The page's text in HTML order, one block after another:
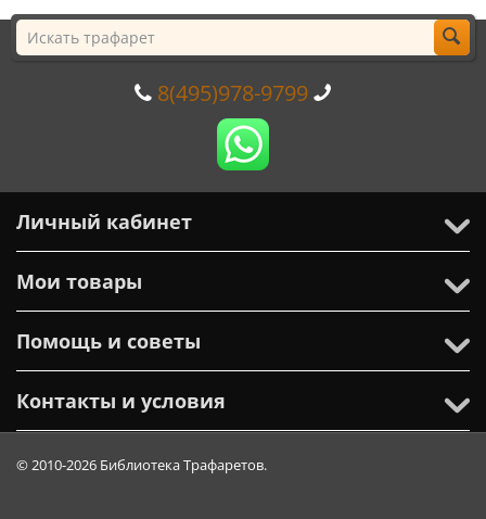
8(495)978-9799
Личный кабинет
Мои товары
Помощь и советы
Контакты и условия
© 2010-2026 Библиотека Трафаретов.